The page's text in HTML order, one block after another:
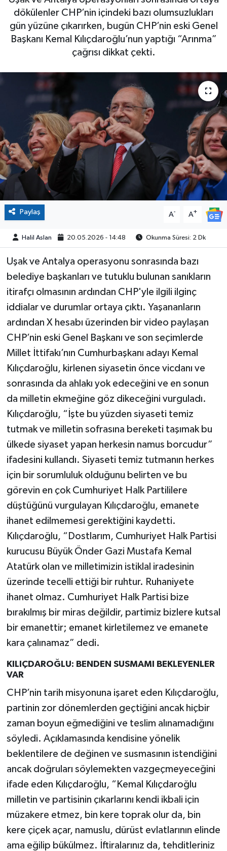
dökülenler CHP’nin içindeki bazı olumsuzlukları
gün yüzüne çıkarırken, bugün CHP’nin eski Genel
Başkanı Kemal Kılıçdaroğlu’nun yaptığı “Arınma”
çağrısı dikkat çekti.
Paylaş A- A+
Halil Aslan 20.05.2026 - 14:48 Okunma Süresi: 2 Dk
Uşak ve Antalya operasyonu sonrasında bazı
belediye başkanları ve tutuklu bulunan sanıkların
itirafçı olmasının ardından CHP'yle ilgili ilginç
iddialar ve durumlar ortaya çıktı. Yaşananların
ardından X hesabı üzerinden bir video paylaşan
CHP’nin eski Genel Başkanı ve son seçimlerde
Millet İttifakı’nın Cumhurbaşkanı adayı Kemal
Kılıçdaroğlu, kirlenen siyasetin önce vicdanı ve
sonrasında da ahlakı yok edeceğini ve en sonun
da milletin ekmeğine göz dikeceğini vurguladı.
Kılıçdaroğlu, “İşte bu yüzden siyaseti temiz
tutmak ve milletin sofrasına bereketi taşımak bu
ülkede siyaset yapan herkesin namus borcudur”
ifadesini kullandı. Siyaseti temiz tutmanın herkes
için bir sorumluluk olduğunu belirten ve bu
görevin en çok Cumhuriyet Halk Partililere
düştüğünü vurgulayan Kılıçdaroğlu, emanete
ihanet edilmemesi gerektiğini kaydetti.
Kılıçdaroğlu, “Dostlarım, Cumhuriyet Halk Partisi
kurucusu Büyük Önder Gazi Mustafa Kemal
Atatürk olan ve milletimizin istiklal iradesinin
üzerinde tecelli ettiği bir ruhtur. Ruhaniyete
ihanet olmaz. Cumhuriyet Halk Partisi bize
bırakılmış bir miras değildir, partimiz bizlere kutsal
bir emanettir; emanet kirletilemez ve emanete
kara çalınamaz” dedi.
KILIÇDAROĞLU: BENDEN SUSMAMI BEKLEYENLER
VAR
CHP’nin tarih misyonuna işaret eden Kılıçdaroğlu,
partinin zor dönemlerden geçtiğini ancak hiçbir
zaman boyun eğmediğini ve teslim alınamadığını
söyledi. Açıklamasında kendisine yönelik
beklentilere de değinen ve susmasının istendiğini
ancak doğruları söylemekten vazgeçmeyeceğini
ifade eden Kılıçdaroğlu, “Kemal Kılıçdaroğlu
milletin ve partisinin çıkarlarını kendi ikbali için
müzakere etmez, bin kere toprak olur da, bin
kere çiçek açar, namuslu, dürüst evlatlarının elinde
ama eğilip bükülmez. İftiralarınız da, tehditleriniz